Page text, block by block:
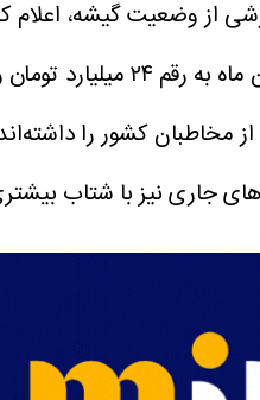
رسیده است.
کشور را
جاری نیز با شتاب